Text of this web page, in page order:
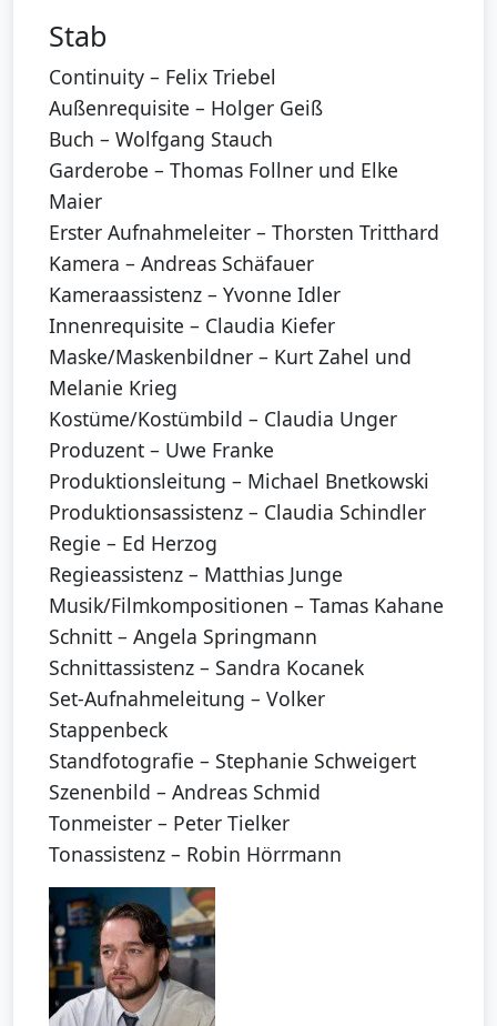
Stab
Continuity – Felix Triebel
Außenrequisite – Holger Geiß
Buch – Wolfgang Stauch
Garderobe – Thomas Follner und Elke
Maier
Erster Aufnahmeleiter – Thorsten Tritthard
Kamera – Andreas Schäfauer
Kameraassistenz – Yvonne Idler
Innenrequisite – Claudia Kiefer
Maske/Maskenbildner – Kurt Zahel und
Melanie Krieg
Kostüme/Kostümbild – Claudia Unger
Produzent – Uwe Franke
Produktionsleitung – Michael Bnetkowski
Produktionsassistenz – Claudia Schindler
Regie – Ed Herzog
Regieassistenz – Matthias Junge
Musik/Filmkompositionen – Tamas Kahane
Schnitt – Angela Springmann
Schnittassistenz – Sandra Kocanek
Set-Aufnahmeleitung – Volker
Stappenbeck
Standfotografie – Stephanie Schweigert
Szenenbild – Andreas Schmid
Tonmeister – Peter Tielker
Tonassistenz – Robin Hörrmann